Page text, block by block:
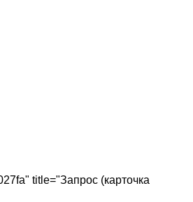
title="Запрос (карточка